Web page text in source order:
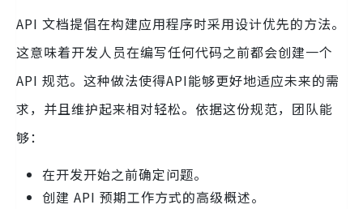
API 文档提倡在构建应用程序时采用设计优先的方法。
这意味着开发人员在编写任何代码之前都会创建一个
API 规范。这种做法使得API能够更好地适应未来的需
求，并且维护起来相对轻松。依据这份规范，团队能
够：
在开发开始之前确定问题。
创建 API 预期工作方式的高级概述。